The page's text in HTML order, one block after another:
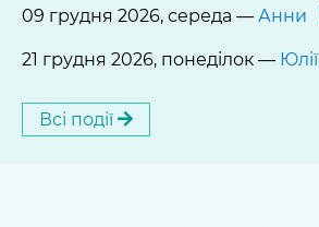
09 грудня 2026, середа — Анни
21 грудня 2026, понеділок — Юлії
Всі події